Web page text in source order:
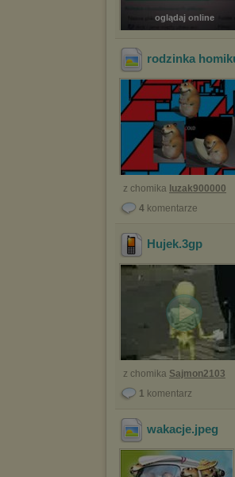
oglądaj online
rodzinka
z chomika luzak900000
4 komentarze
Hujek.3gp
z chomika Sajmon2103
1 komentarz
wakacje.jpeg